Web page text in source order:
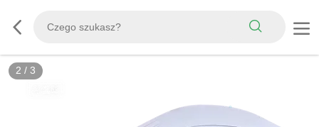
3 / 3